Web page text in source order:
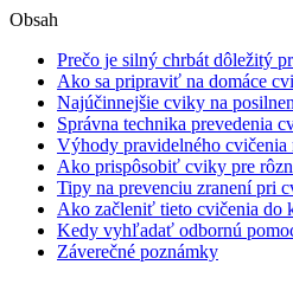
Obsah
Prečo je silný chrbát dôležitý
Ako sa pripraviť na domáce
Najúčinnejšie cviky na
Správna technika prevedenia
Výhody pravidelného cvičenia
Ako prispôsobiť cviky pre
Tipy na prevenciu zranení pri
Ako začleniť tieto cvičenia do
Kedy vyhľadať odbornú
Záverečné poznámky